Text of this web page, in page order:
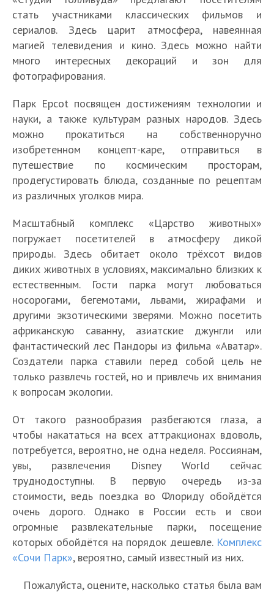
стать участниками классических фильмов и
сериалов. Здесь царит атмосфера, навеянная
магией телевидения и кино. Здесь можно найти
много интересных декораций и зон для
фотографирования.
Парк Epcot посвящен достижениям технологии и
науки, а также культурам разных народов. Здесь
можно прокатиться на собственноручно
изобретенном концепт-каре, отправиться в
путешествие по космическим просторам,
продегустировать блюда, созданные по рецептам
из различных уголков мира.
Масштабный комплекс «Царство животных»
погружает посетителей в атмосферу дикой
природы. Здесь обитает около трёхсот видов
диких животных в условиях, максимально близких к
естественным. Гости парка могут любоваться
носорогами, бегемотами, львами, жирафами и
другими экзотическими зверями. Можно посетить
африканскую саванну, азиатские джунгли или
фантастический лес Пандоры из фильма «Аватар».
Создатели парка ставили перед собой цель не
только развлечь гостей, но и привлечь их внимания
к вопросам экологии.
От такого разнообразия разбегаются глаза, а
чтобы накататься на всех аттракционах вдоволь,
потребуется, вероятно, не одна неделя. Россиянам,
увы, развлечения Disney World сейчас
труднодоступны. В первую очередь из-за
стоимости, ведь поездка во Флориду обойдётся
очень дорого. Однако в России есть и свои
огромные развлекательные парки, посещение
которых обойдётся на порядок дешевле. Комплекс
«Сочи Парк», вероятно, самый известный из них.
Пожалуйста, оцените, насколько статья была вам